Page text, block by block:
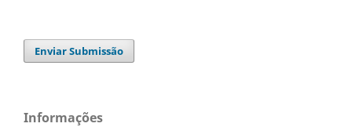
Enviar Submissão
Informações